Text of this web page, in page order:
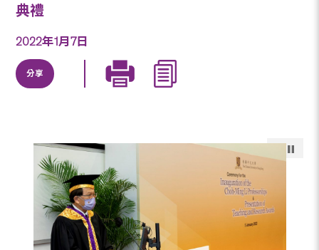
典禮
2022年1月7日
分享